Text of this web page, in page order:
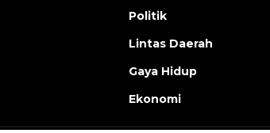
Politik
Lintas Daerah
Gaya Hidup
Ekonomi